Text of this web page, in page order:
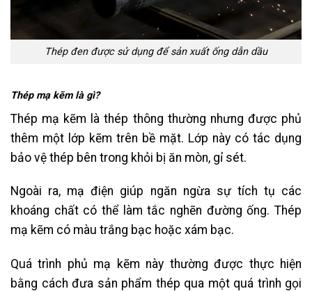
Thép đen được sử dụng để sản xuất ống dẫn dầu
Thép mạ kẽm là gì?
Thép mạ kẽm là thép thông thường nhưng được phủ
thêm một lớp kẽm trên bề mặt. Lớp này có tác dụng
bảo vệ thép bên trong khỏi bị ăn mòn, gỉ sét.
Ngoài ra, mạ điện giúp ngăn ngừa sự tích tụ các
khoáng chất có thể làm tắc nghẽn đường ống. Thép
mạ kẽm có màu trắng bạc hoặc xám bạc.
Quá trình phủ mạ kẽm này thường được thực hiện
bằng cách đưa sản phẩm thép qua một quá trình gọi